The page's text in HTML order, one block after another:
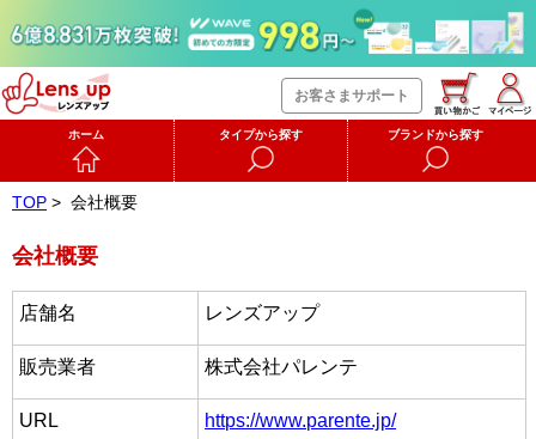
お客さまサポート
ホーム タイプから探す ブランドから探す
TOP > 会社概要
会社概要
店舗名 レンズアップ
販売業者 株式会社パレンテ
URL https://www.parente.jp/